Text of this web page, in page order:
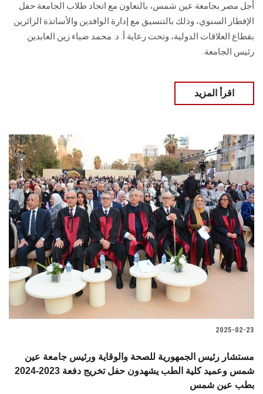
أجل مصر بجامعة عين شمس، بالتعاون مع اتحاد طلاب الجامعة حفل
الإفطار السنوي، وذلك بالتنسيق مع إدارة الوافدين والأساتذة الزائرين
بقطاع العلاقات الدولية، وتحت رعاية أ. د. محمد ضياء زين العابدين
رئيس الجامعة.
اقرأ المزيد
2025-02-23
مستشار رئيس الجمهورية للصحة والوقاية ورئيس جامعة عين
شمس وعميد كلية الطب يشهدون حفل تخريج دفعة 2023-2024
بطب عين شمس